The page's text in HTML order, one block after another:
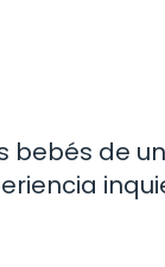
bebés de